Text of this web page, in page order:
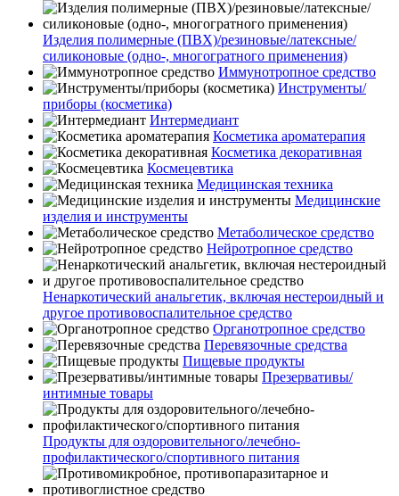
Изделия полимерные (ПВХ)/резиновые/латексные/
силиконовые (одно-, многогратного применения)
Иммунотропное средство
Инструменты/
приборы (косметика)
Интермедиант
Косметика ароматерапия
Косметика декоративная
Космецевтика
Медицинская техника
Медицинские
изделия и инструменты
Метаболическое средство
Нейротропное средство
Ненаркотический анальгетик, включая нестероидный и
другое противовоспалительное средство
Органотропное средство
Перевязочные средства
Пищевые продукты
Презервативы/
интимные товары
Продукты для оздоровительного/лечебно-
профилактического/спортивного питания